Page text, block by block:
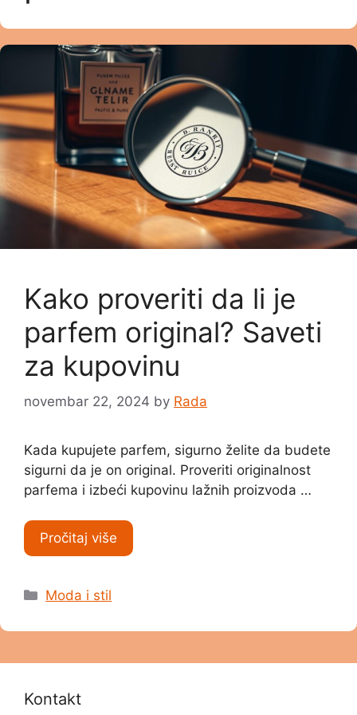
Kako proveriti da li je
parfem original? Saveti
za kupovinu
novembar 22, 2024 by Rada
Kada kupujete parfem, sigurno želite da budete
sigurni da je on original. Proveriti originalnost
parfema i izbeći kupovinu lažnih proizvoda …
Pročitaj više
Categories
Moda i stil
Kontakt